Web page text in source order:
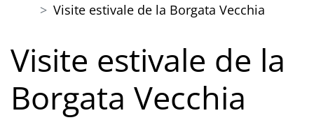
Visite estivale de la Borgata Vecchia
Visite estivale de la
Borgata Vecchia